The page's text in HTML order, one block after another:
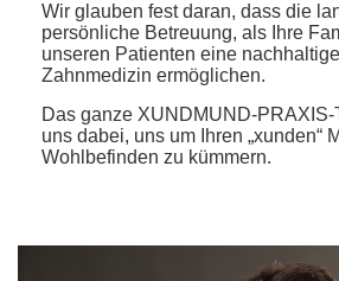
Wir glauben fest daran, dass die
persönliche Betreuung, als Ihre
unseren Patienten eine
Zahnmedizin ermöglichen.
Das ganze XUNDMUND-PRAXIS-
uns dabei, uns um Ihren „xunden“
Wohlbefinden zu kümmern.